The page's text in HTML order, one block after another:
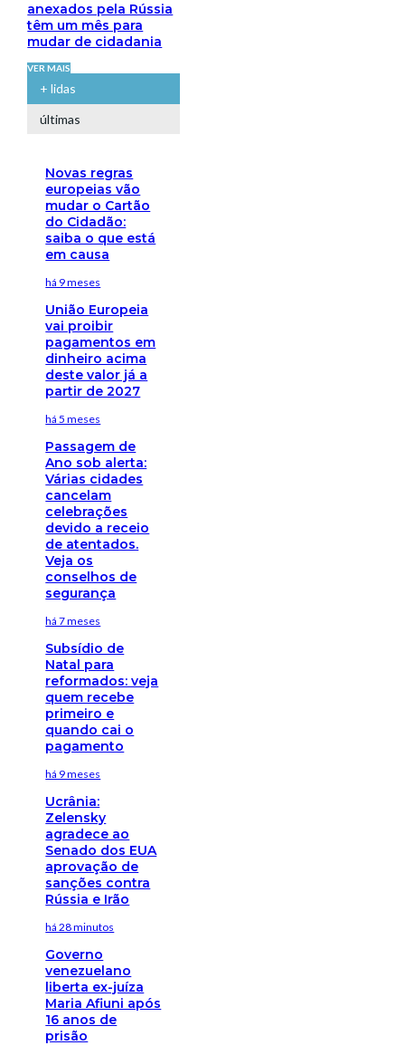
anexados pela Rússia
têm um mês para
mudar de cidadania
VER MAIS
+ lidas
últimas
Novas regras
europeias vão
mudar o Cartão
do Cidadão:
saiba o que está
em causa
há 9 meses
União Europeia
vai proibir
pagamentos em
dinheiro acima
deste valor já a
partir de 2027
há 5 meses
Passagem de
Ano sob alerta:
Várias cidades
cancelam
celebrações
devido a receio
de atentados.
Veja os
conselhos de
segurança
há 7 meses
Subsídio de
Natal para
reformados: veja
quem recebe
primeiro e
quando cai o
pagamento
há 9 meses
Ucrânia:
Zelensky
agradece ao
Senado dos EUA
aprovação de
sanções contra
Rússia e Irão
há 28 minutos
Governo
venezuelano
liberta ex-juíza
Maria Afiuni após
16 anos de
prisão